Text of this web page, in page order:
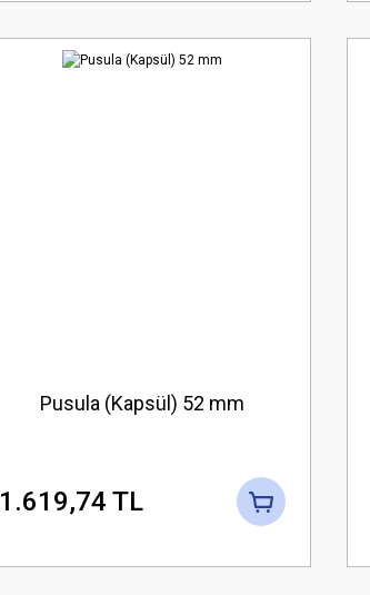
Pusula (Kapsül) 52 mm
1.619,74 TL